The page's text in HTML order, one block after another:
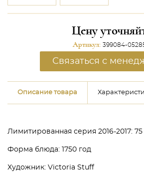
Цену
Артикул: 399084-
Связаться с
Описание товара
Лимитированная серия 2016-2017:
Форма блюда: 1750 год
Художник: Victoria Stuff